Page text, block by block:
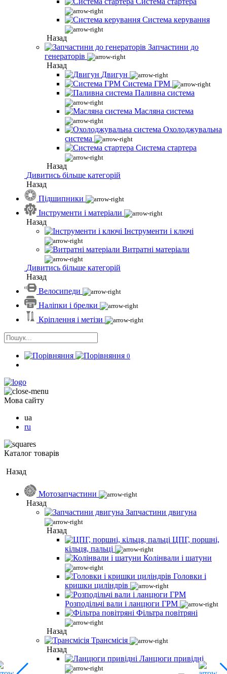
Система керування
Назад
Запчастини до
генераторів
Назад
Двигун
Система ГРМ
Паливна система
Масляна система
Охолоджувальна
система
Система стартера
Назад
Дивитись більше категорій
Назад
Підшипники
Інструменти і матеріали
Назад
Інструменти і ключі
Витратні матеріали
Дивитись більше категорій
Назад
Велосипеди
Наліпки і брелки
Кріплення і метізи
0
Мова сайту
ua
ru
Каталог товарів
Назад
Мотозапчастини
Назад
Запчастини двигуна
Назад
ЦПГ, поршні,
кільця, пальці
Колінвали і шатуни
Головки і
кришки циліндрів
Розподільчі вали і ланцюги ГРМ
Фільтра повітряні
Назад
Трансмісія
Назад
Ланцюги привідні